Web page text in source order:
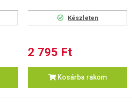
Készleten
2 795 Ft
Kosárba rakom